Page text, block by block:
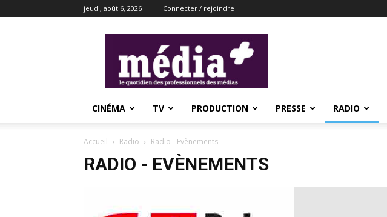
jeudi, août 6, 2026 Connecter / rejoindre
CINÉMA TV PRODUCTION PRESSE RADIO
Accueil Radio Radio - Evènements
RADIO - EVÈNEMENTS